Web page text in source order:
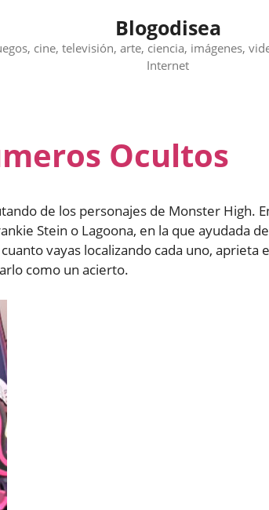
Blogodisea
cine, televisión, arte, ciencia, imágenes,
Internet
Ocultos
de los personajes de Monster High.
Stein o Lagoona, en la que ayudada
vayas localizando cada uno, aprieta
como un acierto.